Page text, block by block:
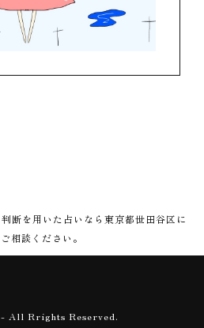
断を用いた占いなら東京都世田谷区に
相談ください。
All Rrights Reserved.